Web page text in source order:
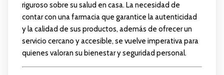
riguroso sobre su salud en casa. La necesidad de
contar con una farmacia que garantice la autenticidad
y la calidad de sus productos, además de ofrecer un
servicio cercano y accesible, se vuelve imperativa para
quienes valoran su bienestar y seguridad personal.